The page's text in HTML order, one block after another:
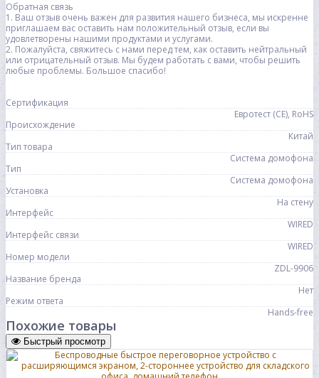
Обратная связь
1. Ваш отзыв очень важен для развития нашего бизнеса, мы искренне
приглашаем вас оставить нам положительный отзыв, если вы
удовлетворены нашими продуктами и услугами.
2. Пожалуйста, свяжитесь с нами перед тем, как оставить нейтральный
или отрицательный отзыв. Мы будем работать с вами, чтобы решить
любые проблемы. Большое спасибо!
Сертификация
Евротест (СЕ), RoHS
Происхождение
Китай
Тип товара
Система домофона
Тип
Система домофона
Установка
На стену
Интерфейс
WIRED
Интерфейс связи
WIRED
Номер модели
ZDL-9906
Название бренда
Нет
Режим ответа
Hands-free
Похожие товары
Быстрый просмотр